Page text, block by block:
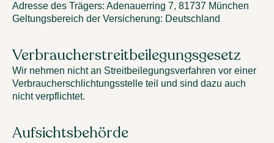
Adresse des Trägers: Adenauerring 7, 81737 München
Geltungsbereich der Versicherung: Deutschland
Verbraucherstreitbeilegungsgesetz
Wir nehmen nicht an Streitbeilegungsverfahren vor einer
Verbraucherschlichtungsstelle teil und sind dazu auch
nicht verpflichtet.
Aufsichtsbehörde